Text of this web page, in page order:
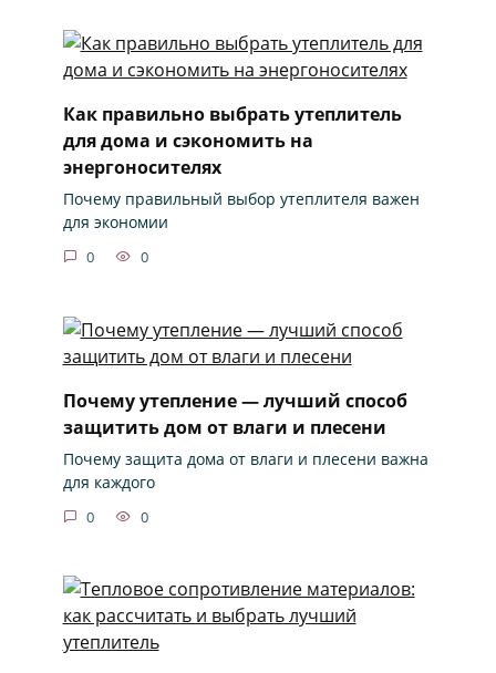
Как правильно выбрать утеплитель
для дома и сэкономить на
энергоносителях
Почему правильный выбор утеплителя важен
для экономии
0 0
Почему утепление — лучший способ
защитить дом от влаги и плесени
Почему защита дома от влаги и плесени важна
для каждого
0 0